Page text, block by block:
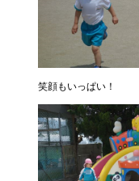
笑顔もいっぱい！